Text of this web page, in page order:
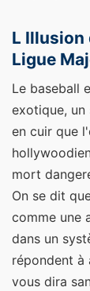
L Illusion
Ligue
Le baseball
exotique,
en cuir que
mort
On se dit
comme une
dans un
répondent à
vous dira